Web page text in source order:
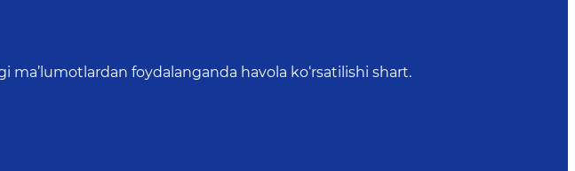
foydalanganda havola ko‘rsatilishi shart.